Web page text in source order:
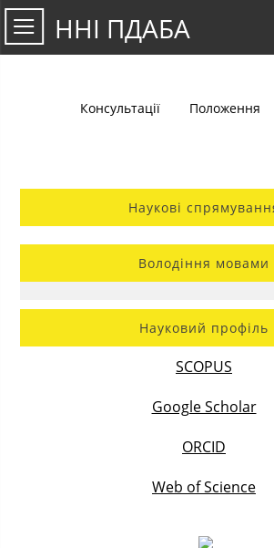
ННІ ПДАБА
Консультації Положення
Наукові
Володіння мовами
Науковий профіль
SCOPUS
Google Scholar
ORCID
Web of Science